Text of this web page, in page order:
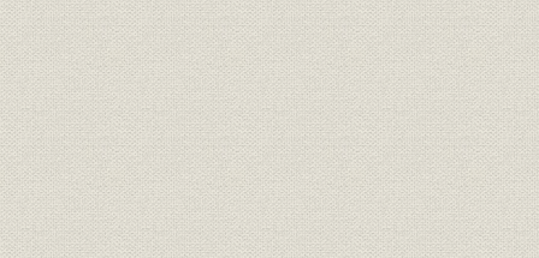
財務・業績
第1期貸借対照表(株式会社設立
後最初の決算)
大正8年12